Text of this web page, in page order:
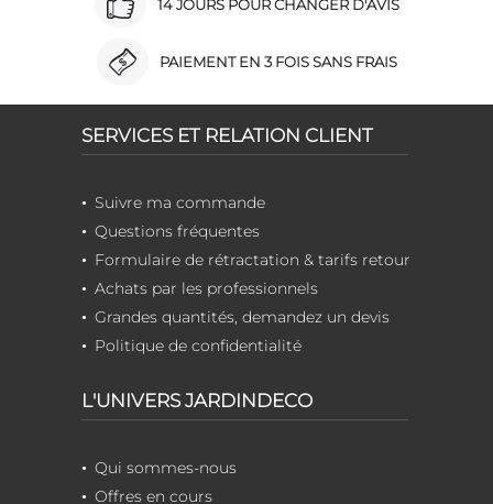
14 JOURS POUR CHANGER D'AVIS
PAIEMENT EN 3 FOIS SANS FRAIS
SERVICES ET RELATION CLIENT
Suivre ma commande
Questions fréquentes
Formulaire de rétractation & tarifs retour
Achats par les professionnels
Grandes quantités, demandez un devis
Politique de confidentialité
L'UNIVERS JARDINDECO
Qui sommes-nous
Offres en cours